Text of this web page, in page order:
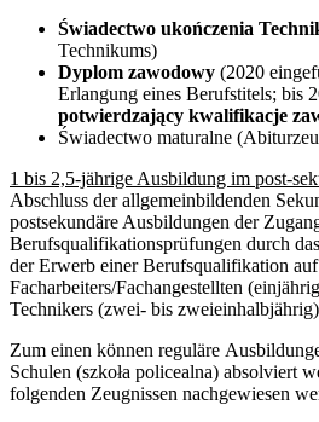
Świadectwo ukończenia
Technikums)
Dyplom zawodowy (2020
Erlangung eines Berufstitels; bis
potwierdzający kwalifikacje
Świadectwo maturalne
1 bis 2,5-jährige Ausbildung im post-
Abschluss der allgemeinbildenden
postsekundäre Ausbildungen der
Berufsqualifikationsprüfungen durch
der Erwerb einer Berufsqualifikation
Facharbeiters/Fachangestellten
Technikers (zwei- bis
Zum einen können reguläre
Schulen (szkoła policealna) absolviert
folgenden Zeugnissen nachgewiesen